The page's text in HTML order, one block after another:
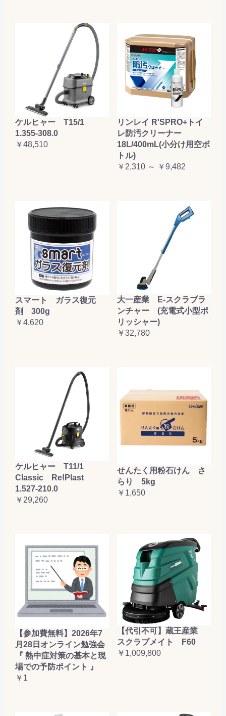
ケルヒャー T15/1
1.355-308.0
￥48,510
リンレイ R'SPRO+トイ
レ防汚クリーナー
18L/400mL(小分け用空ボ
トル)
￥2,310 ～ ￥9,482
スマート ガラス復元
剤 300g
￥4,620
大一産業 E-スクラブラ
ンチャー (充電式小型ポ
リッシャー)
￥32,780
ケルヒャー T11/1
Classic Re!Plast
1.527-210.0
￥29,260
せんたく用粉石けん さ
らり 5kg
￥1,650
【参加費無料】2026年7
月28日オンライン勉強会
『 熱中症対策の基本と現
場での予防ポイント 』
￥1
【代引不可】蔵王産業
スクラブメイト F60
￥1,009,800